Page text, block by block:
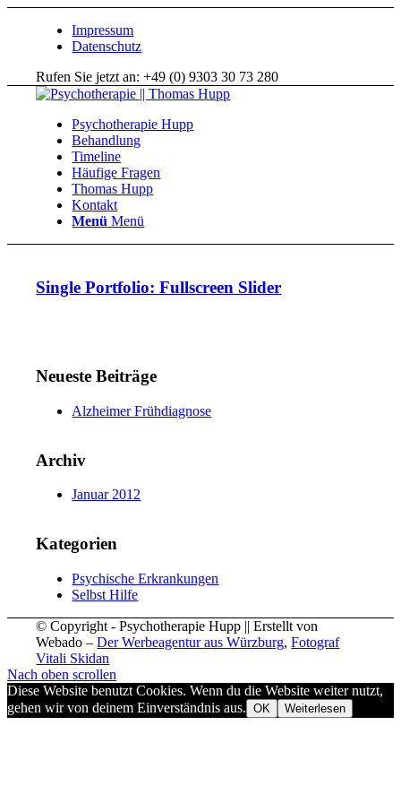
Impressum
Datenschutz
Rufen Sie jetzt an: +49 (0) 9303 30 73 280
Psychotherapie Hupp
Behandlung
Timeline
Häufige Fragen
Thomas Hupp
Kontakt
Menü Menü
Single Portfolio: Fullscreen Slider
Neueste Beiträge
Alzheimer Frühdiagnose
Archiv
Januar 2012
Kategorien
Psychische Erkrankungen
Selbst Hilfe
© Copyright - Psychotherapie Hupp || Erstellt von
Webado –Der Werbeagentur aus Würzburg,Fotograf
Vitali Skidan
Nach oben scrollen
Diese Website benutzt Cookies. Wenn du die Website weiter nutzt,
gehen wir von deinem Einverständnis aus. OK Weiterlesen